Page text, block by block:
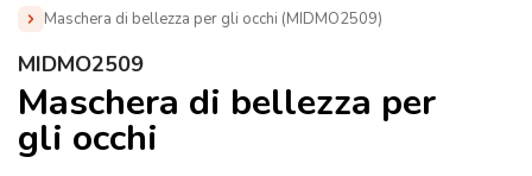
Maschera di bellezza per gli occhi (MIDMO2509)
Home » Regali personalizzati per lei
MIDMO2509
Maschera di bellezza per
gli occhi